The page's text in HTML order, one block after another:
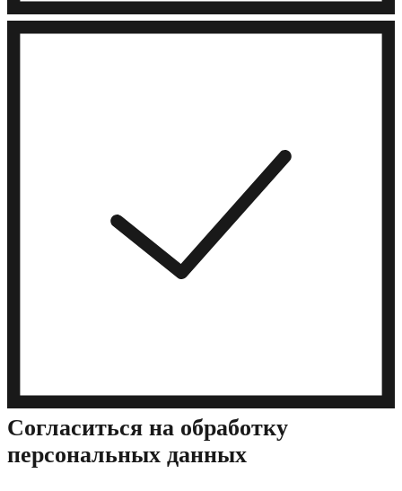
Cогласиться на обработку
персональных данных